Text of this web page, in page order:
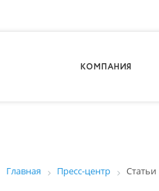
КОМПАНИЯ
Главная Пресс-центр Статьи